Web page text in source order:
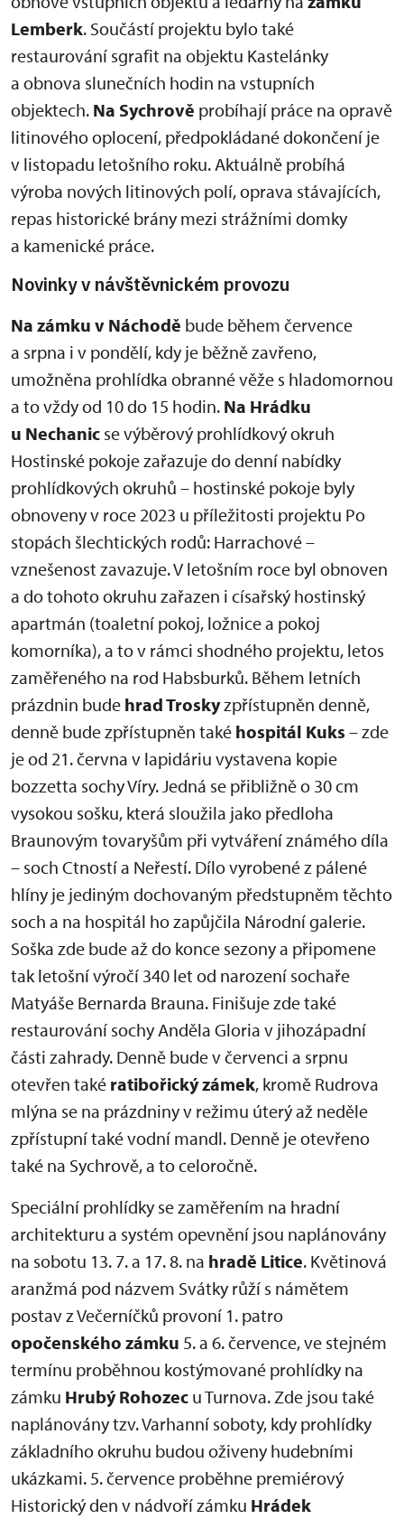
Lemberk. Součástí projektu bylo také
restaurování sgrafit na objektu Kastelánky
a obnova slunečních hodin na vstupních
objektech. Na Sychrově probíhají práce na opravě
litinového oplocení, předpokládané dokončení je
v listopadu letošního roku. Aktuálně probíhá
výroba nových litinových polí, oprava stávajících,
repas historické brány mezi strážními domky
a kamenické práce.
Novinky v návštěvnickém provozu
Na zámku v Náchodě bude během července
a srpna i v pondělí, kdy je běžně zavřeno,
umožněna prohlídka obranné věže s hladomornou
a to vždy od 10 do 15 hodin. Na Hrádku
u Nechanic se výběrový prohlídkový okruh
Hostinské pokoje zařazuje do denní nabídky
prohlídkových okruhů – hostinské pokoje byly
obnoveny v roce 2023 u příležitosti projektu Po
stopách šlechtických rodů: Harrachové –
vznešenost zavazuje. V letošním roce byl obnoven
a do tohoto okruhu zařazen i císařský hostinský
apartmán (toaletní pokoj, ložnice a pokoj
komorníka), a to v rámci shodného projektu, letos
zaměřeného na rod Habsburků. Během letních
prázdnin bude hrad Troskyzpřístupněn denně,
denně bude zpřístupněn také hospitál Kuks – zde
je od 21. června v lapidáriu vystavena kopie
bozzetta sochy Víry. Jedná se přibližně o 30 cm
vysokou sošku, která sloužila jako předloha
Braunovým tovaryšům při vytváření známého díla
– soch Ctností a Neřestí. Dílo vyrobené z pálené
hlíny je jediným dochovaným předstupněm těchto
soch a na hospitál ho zapůjčila Národní galerie.
Soška zde bude až do konce sezony a připomene
tak letošní výročí 340 let od narození sochaře
Matyáše Bernarda Brauna. Finišuje zde také
restaurování sochy Anděla Gloria v jihozápadní
části zahrady. Denně bude v červenci a srpnu
otevřen také ratibořický zámek, kromě Rudrova
mlýna se na prázdniny v režimu úterý až neděle
zpřístupní také vodní mandl. Denně je otevřeno
také na Sychrově, a to celoročně.
Speciální prohlídky se zaměřením na hradní
architekturu a systém opevnění jsou naplánovány
na sobotu 13. 7. a 17. 8. na hradě Litice. Květinová
aranžmá pod názvem Svátky růží s námětem
postav z Večerníčků provoní 1. patro
opočenského zámku 5. a 6. července, ve stejném
termínu proběhnou kostýmované prohlídky na
zámku Hrubý Rohozec u Turnova. Zde jsou také
naplánovány tzv. Varhanní soboty, kdy prohlídky
základního okruhu budou oživeny hudebními
ukázkami. 5. července proběhne premiérový
Historický den v nádvoří zámku Hrádek